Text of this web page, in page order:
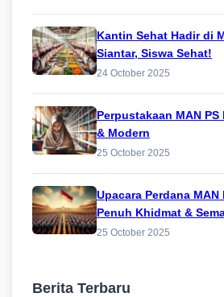
Kantin Sehat Hadir di
Siantar, Siswa Sehat!
24 October 2025
Perpustakaan MAN
& Modern
25 October 2025
Upacara Perdana
Penuh Khidmat &
25 October 2025
Berita Terbaru